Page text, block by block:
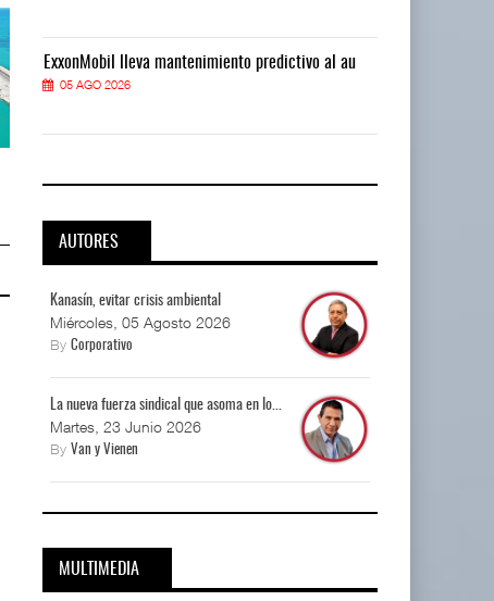
equipamiento para mo ...
equipamiento para mo ...
ExxonMobil lleva mantenimiento predictivo al au
05 AGO 2026
AUTORES
Kanasín, evitar crisis ambiental
Miércoles, 05 Agosto 2026
By Corporativo
La nueva fuerza sindical que asoma en lo...
Martes, 23 Junio 2026
By Van y Vienen
MULTIMEDIA